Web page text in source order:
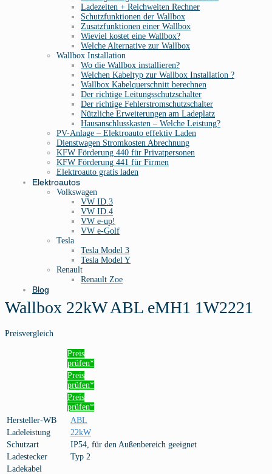
Ladezeiten + Reichweiten Rechner
Schutzfunktionen der Wallbox
Zusatzfunktionen einer Wallbox
Wieviel kostet eine Wallbox?
Welche Alternative zur Wallbox
Wallbox Installation
Wo die Wallbox installieren?
Welchen Kabeltyp zur Wallbox Installation ?
Wallbox Kabelquerschnitt berechnen
Der richtige Leitungsschutzschalter
Der richtige Fehlerstromschutzschalter
Nützliche Erweiterungen am Ladeplatz
Hausanschlusskasten – Welche Leistung?
PV-Anlage – Elektroauto effektiv Laden
Dienstwagen Stromkosten Abrechnung
KFW Förderung 440 für Privatpersonen
KFW Förderung 441 für Firmen
Elektroauto gratis laden
Elektroautos
Volkswagen
VW ID.3
VW ID.4
VW e-up!
VW e-Golf
Tesla
Tesla Model 3
Tesla Model Y
Renault
Renault Zoe
Blog
Wallbox 22kW ABL eMH1 1W2221
Preisvergleich
Preis
prüfen*
Preis
prüfen*
Preis
prüfen*
Hersteller-WB
ABL
Ladeleistung
22kW
Schutzart
IP54, für den Außenbereich geeignet
Ladestecker
Typ 2
Ladekabel